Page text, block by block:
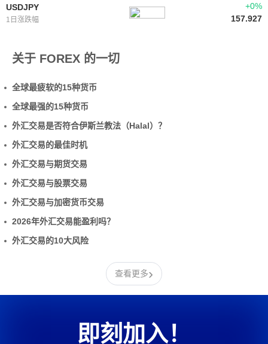
USDJPY
1日涨跌幅
+0%
157.927
关于 FOREX 的一切
全球最疲软的15种货币
全球最强的15种货币
外汇交易是否符合伊斯兰教法（Halal）？
外汇交易的最佳时机
外汇交易与期货交易
外汇交易与股票交易
外汇交易与加密货币交易
2026年外汇交易能盈利吗？
外汇交易的10大风险
查看更多›
即刻加入！